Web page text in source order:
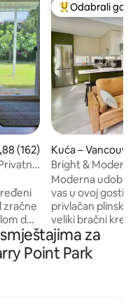
„Odabrali gosti”
ocjena: 4,88/5,
(162)
zračne
do
u
Među najviše
Odabrali gosti
Kuća – Vancouver
Bright & Modern
Moderna
vas u ovoj
privlačan plinski
veliki bračni
za opuštanje
istraživanja! Ovaj samostalni smještaj ima
potpuno
za
Point Park